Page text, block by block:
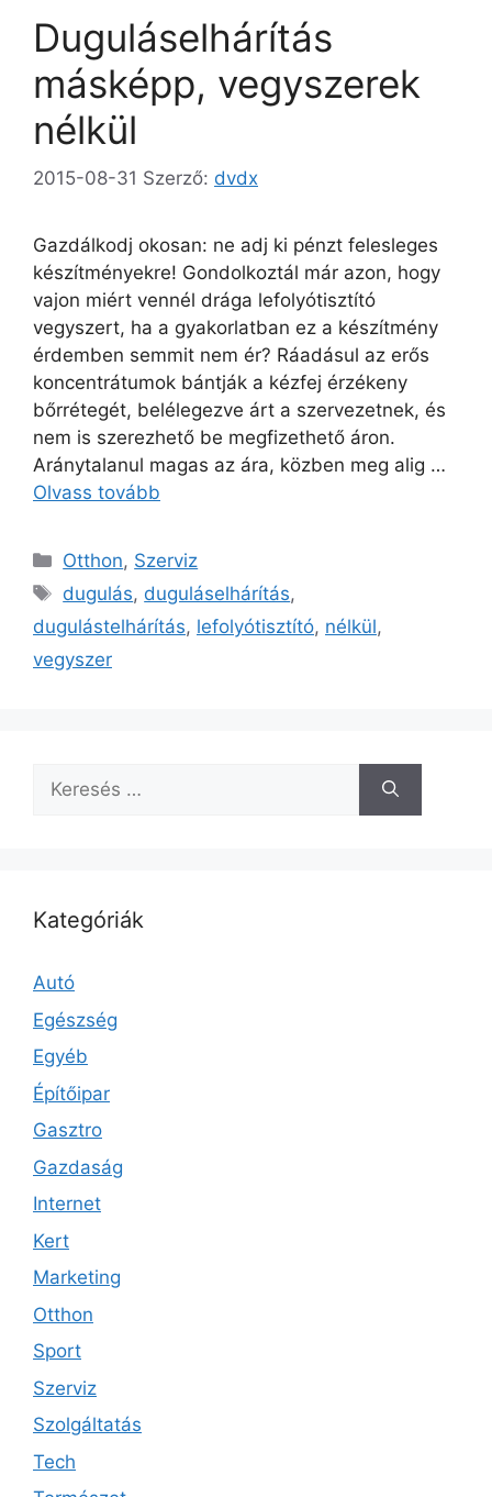
Duguláselhárítás
másképp, vegyszerek
nélkül
2015-08-31 Szerző: dvdx
Gazdálkodj okosan: ne adj ki pénzt felesleges
készítményekre! Gondolkoztál már azon, hogy
vajon miért vennél drága lefolyótisztító
vegyszert, ha a gyakorlatban ez a készítmény
érdemben semmit nem ér? Ráadásul az erős
koncentrátumok bántják a kézfej érzékeny
bőrrétegét, belélegezve árt a szervezetnek, és
nem is szerezhető be megfizethető áron.
Aránytalanul magas az ára, közben meg alig …
Olvass tovább
Kategória
Otthon, Szerviz
Címkék
dugulás, duguláselhárítás,
dugulástelhárítás, lefolyótisztító, nélkül,
vegyszer
Keresés:
Kategóriák
Autó
Egészség
Egyéb
Építőipar
Gasztro
Gazdaság
Internet
Kert
Marketing
Otthon
Sport
Szerviz
Szolgáltatás
Tech